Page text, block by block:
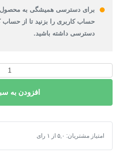
برای دسترسی همیشگی به محصول،
حساب کاربری را بزنید تا از
دسترسی داشته باشید.
نقشه
فایل
كرج
عدد
افزودن به
دانلود نقشه شیپ فایل محدوده شهر كرج
امتیاز مشتریان: ۵,۰ از ۱ رای